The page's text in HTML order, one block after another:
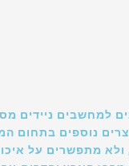
למחשבים ניידים
נוספים בתחום
ולא מתפשרים על